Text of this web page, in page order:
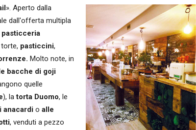
». Aperto dalla
dall'offerta multipla
pasticceria
pasticcini,
Molto note, in
bacche di goji
quelle
), latorta Duomo, le
anacardi o alle
, venduti a pezzo